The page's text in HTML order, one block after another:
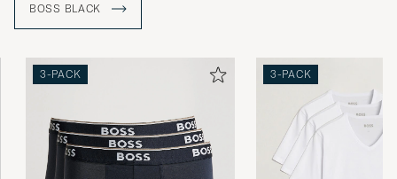
BOSS BLACK
3-PACK 3-PACK